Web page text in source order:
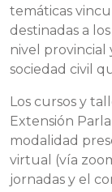
temáticas
destinadas a
nivel provincial
sociedad civil
Los cursos y
Extensión
modalidad
virtual (vía
jornadas y el